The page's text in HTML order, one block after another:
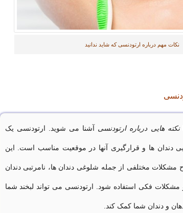
نکات مهم درباره ارتودنسی که شاید ندانید
نکته هایی درباره ارتودنسی آشنا می شوید. ارتودنسی یک
دندان ها و قرارگیری آنها در موقعیت مناسب است. این
مشکلات مختلفی از جمله شلوغی دندان ها، نامرتبی دندان
مشکلات فکی استفاده شود. ارتودنسی می تواند لبخند شما
و دندان شما کمک کند.